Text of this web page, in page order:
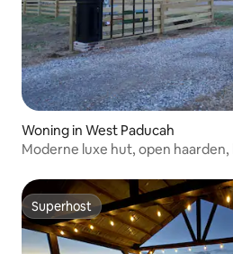
Woning in West Paducah
Moderne luxe hut, open haarden,
Superhost
Superhost